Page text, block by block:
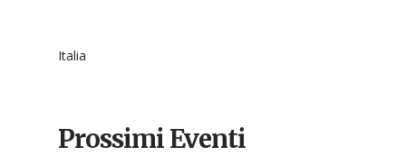
Italia
Prossimi Eventi